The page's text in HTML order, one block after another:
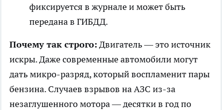
фиксируется в журнале и может быть
передана в ГИБДД.
Почему так строго: Двигатель — это источник
искры. Даже современные автомобили могут
дать микро-разряд, который воспламенит пары
бензина. Случаев взрывов на АЗС из-за
незаглушенного мотора — десятки в год по